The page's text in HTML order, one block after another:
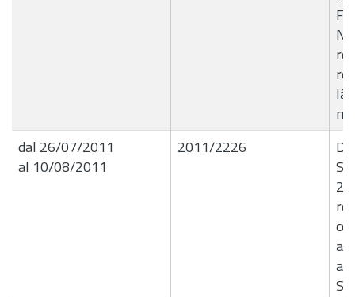
dal 26/07/2011
al 10/08/2011
2011/2226
al